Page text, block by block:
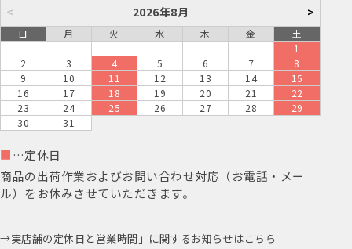
< 2026年8月 >
日 月 火 水 木 金
土
1
2
3 4 5 6 7
8
9
10 11 12 13 14
15
16
17 18 19 20 21
22
23
24 25 26 27 28
29
30
31
■ …定休日
商品の出荷作業およびお問い合わせ対応（お電話・メー
ル）をお休みさせていただきます。
実店舗の定休日と営業時間」に関するお知らせはこちら